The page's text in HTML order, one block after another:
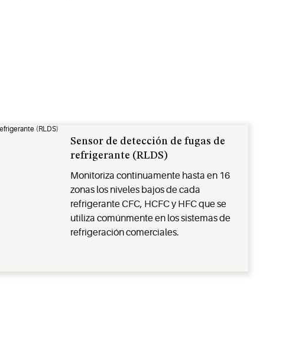
Sensor de detección de fugas de
refrigerante (RLDS)
Monitoriza continuamente hasta en 16
zonas los niveles bajos de cada
refrigerante CFC, HCFC y HFC que se
utiliza comúnmente en los sistemas de
refrigeración comerciales.